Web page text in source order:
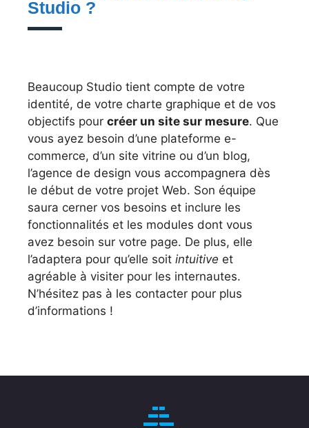
Studio ?
Beaucoup Studio tient compte de votre
identité, de votre charte graphique et de vos
objectifs pour créer un site sur mesure. Que
vous ayez besoin d’une plateforme e-
commerce, d’un site vitrine ou d’un blog,
l’agence de design vous accompagnera dès
le début de votre projet Web. Son équipe
saura cerner vos besoins et inclure les
fonctionnalités et les modules dont vous
avez besoin sur votre page. De plus, elle
l’adaptera pour qu’elle soit intuitive et
agréable à visiter pour les internautes.
N’hésitez pas à les contacter pour plus
d’informations !